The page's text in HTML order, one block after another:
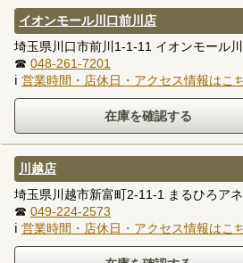
イオンモール川口前川店
埼玉県川口市前川1-1-11 イオンモール
☎ 048-261-7201
ℹ 営業時間・店休日・アクセス情報はこ
川越店
埼玉県川越市新富町2-11-1 まるひろア
☎ 049-224-2573
ℹ 営業時間・店休日・アクセス情報はこ